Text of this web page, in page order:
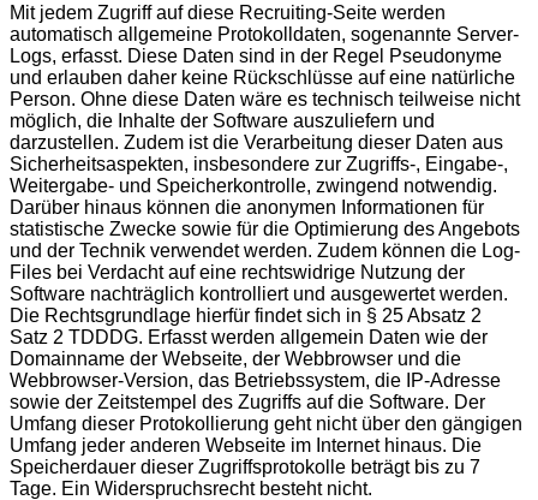
Mit jedem Zugriff auf diese Recruiting-Seite werden
automatisch allgemeine Protokolldaten, sogenannte Server-
Logs, erfasst. Diese Daten sind in der Regel Pseudonyme
und erlauben daher keine Rückschlüsse auf eine natürliche
Person. Ohne diese Daten wäre es technisch teilweise nicht
möglich, die Inhalte der Software auszuliefern und
darzustellen. Zudem ist die Verarbeitung dieser Daten aus
Sicherheitsaspekten, insbesondere zur Zugriffs-, Eingabe-,
Weitergabe- und Speicherkontrolle, zwingend notwendig.
Darüber hinaus können die anonymen Informationen für
statistische Zwecke sowie für die Optimierung des Angebots
und der Technik verwendet werden. Zudem können die Log-
Files bei Verdacht auf eine rechtswidrige Nutzung der
Software nachträglich kontrolliert und ausgewertet werden.
Die Rechtsgrundlage hierfür findet sich in § 25 Absatz 2
Satz 2 TDDDG. Erfasst werden allgemein Daten wie der
Domainname der Webseite, der Webbrowser und die
Webbrowser-Version, das Betriebssystem, die IP-Adresse
sowie der Zeitstempel des Zugriffs auf die Software. Der
Umfang dieser Protokollierung geht nicht über den gängigen
Umfang jeder anderen Webseite im Internet hinaus. Die
Speicherdauer dieser Zugriffsprotokolle beträgt bis zu 7
Tage. Ein Widerspruchsrecht besteht nicht.